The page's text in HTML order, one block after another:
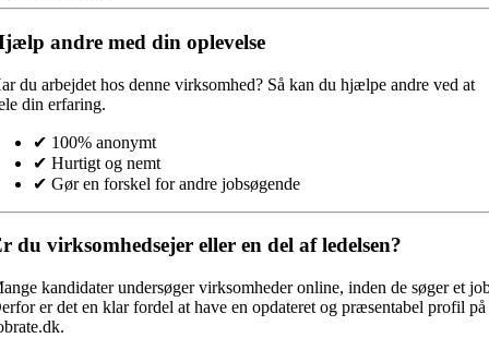
andre med din oplevelse
du arbejdet hos denne virksomhed? Så kan du hjælpe andre ved at
din erfaring.
✔ 100% anonymt
✔ Hurtigt og nemt
✔ Gør en forskel for andre jobsøgende
du virksomhedsejer eller en del af ledelsen?
kandidater undersøger virksomheder online, inden de søger et
er det en klar fordel at have en opdateret og præsentabel profil på